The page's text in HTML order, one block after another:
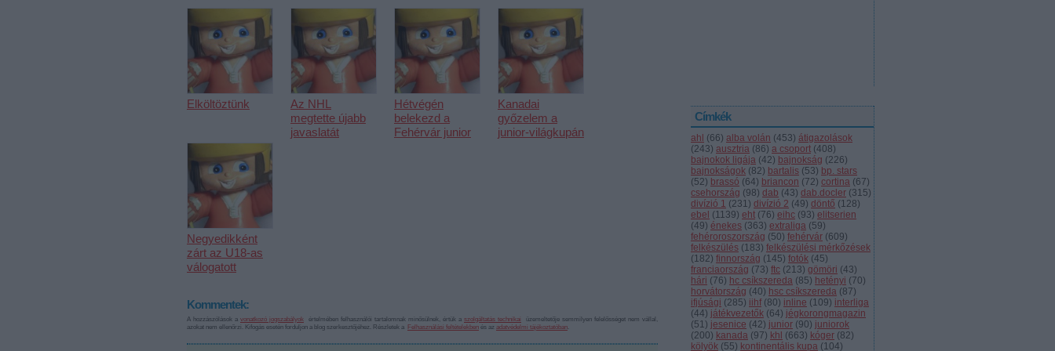
Címkék
ahl (66) alba volán (453) átigazolások
(243) ausztria (86) a csoport (408)
bajnokok ligája (42) bajnokság (226)
bajnokságok (82) bartalis (53) bp. stars
(52) brassó (64) briancon (72) cortina (67)
csehország (98) dab (43) dab.docler (315)
divízió 1 (231) divízió 2 (49) döntő (128)
ebel (1139) eht (76) eihc (93) elitserien
(49) énekes (363) extraliga (59)
fehéroroszország (50) fehérvár (609)
felkészülés (183) felkészülési mérkőzések
(182) finnország (145) fotók (45)
franciaország (73) ftc (213) gömöri (43)
hári (76) hc csíkszereda (85) hetényi (70)
horvátország (40) hsc csíkszereda (87)
ifjúsági (285) iihf (80) inline (109) interliga
(44) játékvezetők (64) jégkorongmagazin
(51) jesenice (42) junior (90) juniorok
(200) kanada (97) khl (663) kóger (82)
kölyök (55) kontinentális kupa (104)
Elköltöztünk
Az NHL
megtette újabb
javaslatát
Hétvégén
belekezd a
Fehérvár junior
Kanadai
győzelem a
junior-világkupán
Negyedikként
zárt az U18-as
válogatott
Kommentek:
A hozzászólások a vonatkozó jogszabályok értelmében felhasználói tartalomnak minősülnek, értük a szolgáltatás technikai
üzemeltetője semmilyen felelősséget nem vállal,
azokat nem ellenőrzi. Kifogás esetén forduljon a blog szerkesztőjéhez. Részletek a
Felhasználási feltételekben és az adatvédelmi tájékoztatóban.